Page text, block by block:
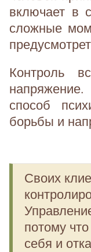
включает в
сложные
Контроль
способ
борьбы и
Своих
потому
себя и